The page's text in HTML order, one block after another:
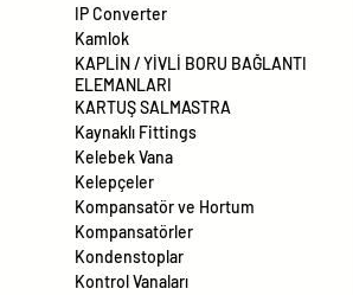
IP Converter
Kamlok
KAPLİN / YİVLİ BORU BAĞLANTI
ELEMANLARI
KARTUŞ SALMASTRA
Kaynaklı Fittings
Kelebek Vana
Kelepçeler
Kompansatör ve Hortum
Kompansatörler
Kondenstoplar
Kontrol Vanaları